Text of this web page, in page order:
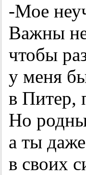
-Мое
Важны не
чтобы
у меня
в Питер,
Но
а ты
в своих